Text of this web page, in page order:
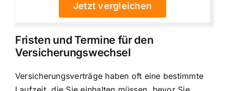
Jetzt vergleichen
Fristen und Termine für den
Versicherungswechsel
Versicherungsverträge haben oft eine bestimmte